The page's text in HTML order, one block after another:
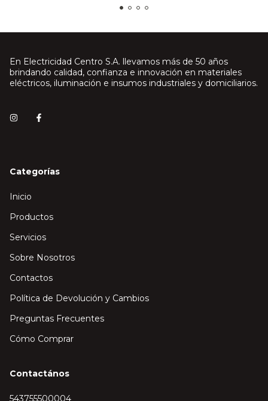
En Electricidad Centro S.A. llevamos más de 50 años
brindando calidad, confianza e innovación en materiales
eléctricos, iluminación e insumos industriales y domiciliarios.
Categorías
Inicio
Productos
Servicios
Sobre Nosotros
Contactos
Política de Devolución y Cambios
Preguntas Frecuentes
Cómo Comprar
Contactános
543755500004